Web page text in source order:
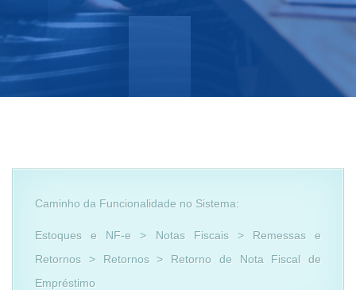
Caminho da Funcionalidade no Sistema:
Estoques e NF-e > Notas Fiscais > Remessas e
Retornos > Retornos > Retorno de Nota Fiscal de
Empréstimo